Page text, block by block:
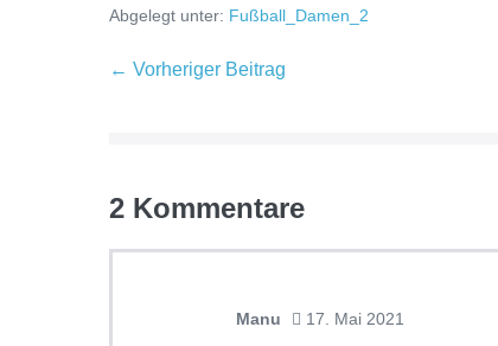
Abgelegt unter: Fußball_Damen_2
← Vorheriger Beitrag
2 Kommentare
Manu 17. Mai 2021